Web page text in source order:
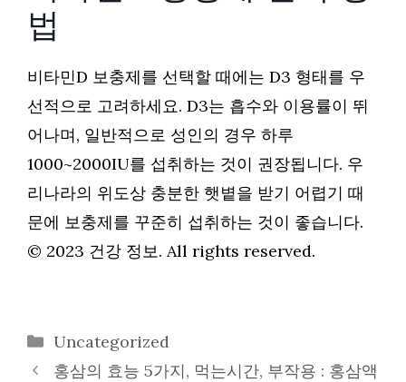
법
비타민D 보충제를 선택할 때에는 D3 형태를 우
선적으로 고려하세요. D3는 흡수와 이용률이 뛰
어나며, 일반적으로 성인의 경우 하루
1000~2000IU를 섭취하는 것이 권장됩니다. 우
리나라의 위도상 충분한 햇볕을 받기 어렵기 때
문에 보충제를 꾸준히 섭취하는 것이 좋습니다.
© 2023 건강 정보. All rights reserved.
카
테
Uncategorized
홍삼의 효능 5가지, 먹는시간, 부작용 : 홍삼액